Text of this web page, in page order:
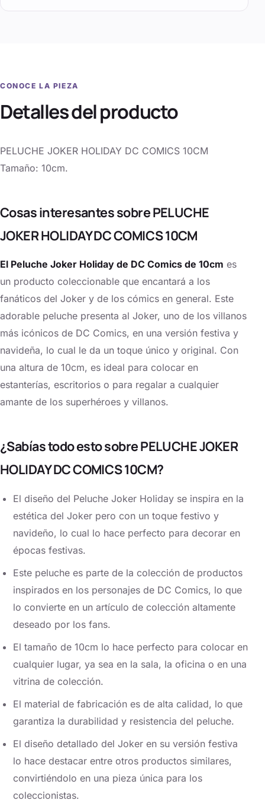
CONOCE LA PIEZA
Detalles del producto
PELUCHE JOKER HOLIDAY DC COMICS 10CM
Tamaño: 10cm.
Cosas interesantes sobre PELUCHE
JOKER HOLIDAY DC COMICS 10CM
El Peluche Joker Holiday de DC Comics de 10cm es
un producto coleccionable que encantará a los
fanáticos del Joker y de los cómics en general. Este
adorable peluche presenta al Joker, uno de los villanos
más icónicos de DC Comics, en una versión festiva y
navideña, lo cual le da un toque único y original. Con
una altura de 10cm, es ideal para colocar en
estanterías, escritorios o para regalar a cualquier
amante de los superhéroes y villanos.
¿Sabías todo esto sobre PELUCHE JOKER
HOLIDAY DC COMICS 10CM?
El diseño del Peluche Joker Holiday se inspira en la
estética del Joker pero con un toque festivo y
navideño, lo cual lo hace perfecto para decorar en
épocas festivas.
Este peluche es parte de la colección de productos
inspirados en los personajes de DC Comics, lo que
lo convierte en un artículo de colección altamente
deseado por los fans.
El tamaño de 10cm lo hace perfecto para colocar en
cualquier lugar, ya sea en la sala, la oficina o en una
vitrina de colección.
El material de fabricación es de alta calidad, lo que
garantiza la durabilidad y resistencia del peluche.
El diseño detallado del Joker en su versión festiva
lo hace destacar entre otros productos similares,
convirtiéndolo en una pieza única para los
coleccionistas.